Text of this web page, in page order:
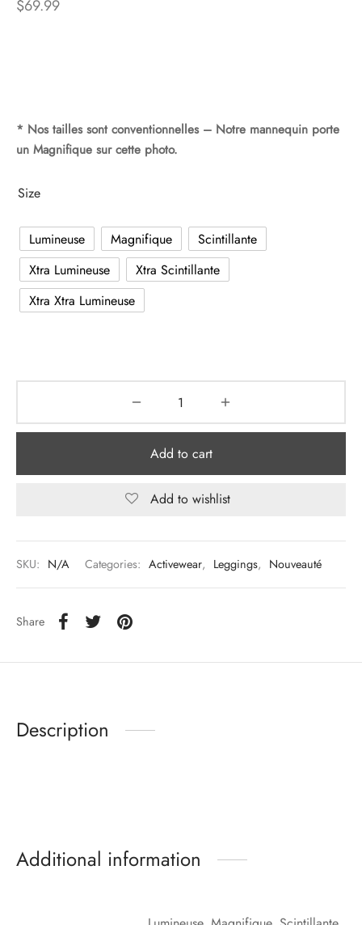
$69.99
* Nos tailles sont conventionnelles – Notre mannequin porte
un Magnifique sur cette photo.
Size
Lumineuse Magnifique
Scintillante
Xtra Lumineuse
Xtra Scintillante
Xtra Xtra Lumineuse
Add to cart
Add to wishlist
SKU: N/A Categories: Activewear, Leggings, Nouveauté
Share
Description
Additional information